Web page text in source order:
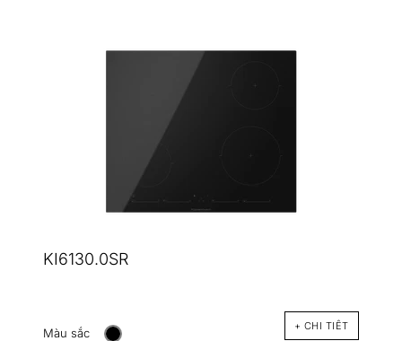
KI6130.0SR
Màu sắc + CHI TIÊT